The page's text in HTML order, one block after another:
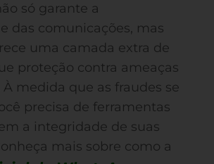
só garante a
das comunicações, mas
uma camada extra de
proteção contra ameaças
medida que as fraudes se
precisa de ferramentas
a integridade de suas
mais sobre como a